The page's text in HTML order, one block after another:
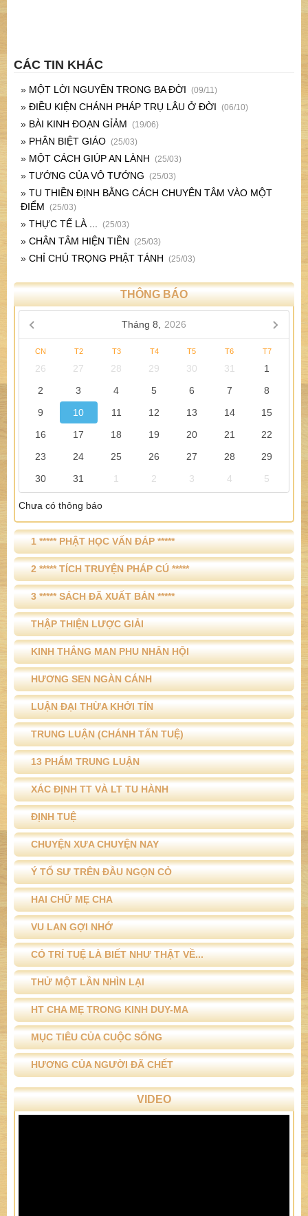
CÁC TIN KHÁC
» MỘT LỜI NGUYỀN TRONG BA ĐỜI (09/11)
» ĐIỀU KIỆN CHÁNH PHÁP TRỤ LÂU Ở ĐỜI (06/10)
» BÀI KINH ĐOẠN GỈẢM (19/06)
» PHÂN BIỆT GIÁO (25/03)
» MỘT CÁCH GIÚP AN LÀNH (25/03)
» TƯỚNG CỦA VÔ TƯỚNG (25/03)
» TU THIỀN ĐỊNH BẰNG CÁCH CHUYÊN TÂM VÀO MỘT
ĐIỂM (25/03)
» THỰC TẾ LÀ ... (25/03)
» CHÂN TÂM HIỆN TIỀN (25/03)
» CHỈ CHÚ TRỌNG PHẬT TÁNH (25/03)
THÔNG BÁO
Tháng 8, 2026
CN T2 T3 T4 T5 T6 T7
26 27 28 29 30 31
1
2
3 4 5 6 7
8
9
10 11 12 13 14
15
16
17 18 19 20 21
22
23
24 25 26 27 28
29
30
31 1 2 3 4 5
Chưa có thông báo
1 ***** PHẬT HỌC VẤN ĐÁP *****
2 ***** TÍCH TRUYỆN PHÁP CÚ *****
3 ***** SÁCH ĐÃ XUẤT BẢN *****
THẬP THIỆN LƯỢC GIẢI
KINH THẮNG MAN PHU NHÂN HỘI
HƯƠNG SEN NGÀN CÁNH
LUẬN ĐẠI THỪA KHỞI TÍN
TRUNG LUẬN (CHÁNH TẤN TUỆ)
13 PHẨM TRUNG LUẬN
XÁC ĐỊNH TT VÀ LT TU HÀNH
ĐỊNH TUỆ
CHUYỆN XƯA CHUYỆN NAY
Ý TỔ SƯ TRÊN ĐẦU NGỌN CỎ
HAI CHỮ MẸ CHA
VU LAN GỢI NHỚ
CÓ TRÍ TUỆ LÀ BIẾT NHƯ THẬT VỀ...
THỬ MỘT LẦN NHÌN LẠI
HT CHA MẸ TRONG KINH DUY-MA
MỤC TIÊU CỦA CUỘC SỐNG
HƯƠNG CỦA NGƯỜI ĐÃ CHẾT
VIDEO